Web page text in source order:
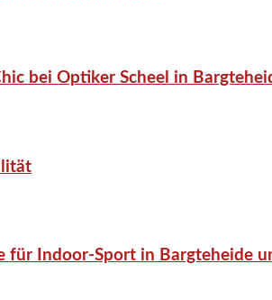
bei Optiker Scheel in
für Indoor-Sport in Bargteheide